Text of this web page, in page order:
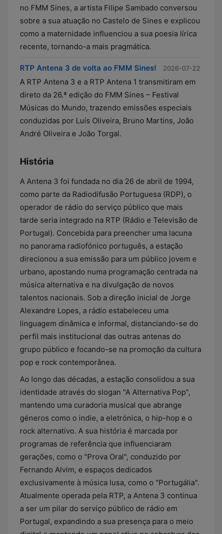
no FMM Sines, a artista Filipe Sambado conversou
sobre a sua atuação no Castelo de Sines e explicou
como a maternidade influenciou a sua poesia lírica
recente, tornando-a mais pragmática.
RTP Antena 3 de volta ao FMM Sines! 2026-07-22
A RTP Antena 3 e a RTP Antena 1 transmitiram em
direto da 26.ª edição do FMM Sines – Festival
Músicas do Mundo, trazendo emissões especiais
conduzidas por Luís Oliveira, Bruno Martins, João
André Oliveira e João Torgal.
História
A Antena 3 foi fundada no dia 26 de abril de 1994,
como parte da Radiodifusão Portuguesa (RDP), o
operador de rádio do serviço público que mais
tarde seria integrado na RTP (Rádio e Televisão de
Portugal). Concebida para preencher uma lacuna
no panorama radiofónico português, a estação
direcionou a sua emissão para um público jovem e
urbano, apostando numa programação centrada na
música alternativa e na divulgação de novos
talentos nacionais. Sob a direção inicial de Jorge
Alexandre Lopes, a rádio estabeleceu uma
linguagem dinâmica e informal, distanciando-se do
perfil mais institucional das outras antenas do
grupo público e focando-se na promoção da cultura
pop e rock contemporânea.
Ao longo das décadas, a estação consolidou a sua
identidade através do slogan "A Alternativa Pop",
mantendo uma curadoria musical que abrange
géneros como o indie, a eletrónica, o hip-hop e o
rock alternativo. A sua história é marcada por
programas de referência que influenciaram
gerações, como o "Prova Oral", conduzido por
Fernando Alvim, e espaços dedicados
exclusivamente à música lusa, como o "Portugália".
Atualmente operada pela RTP, a Antena 3 continua
a ser um pilar do serviço público de rádio em
Portugal, expandindo a sua presença para o meio